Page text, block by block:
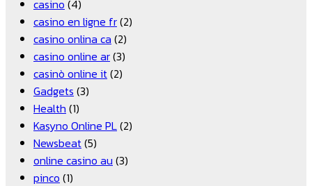
casino (4)
casino en ligne fr(2)
casino onlina ca (2)
casino online ar(3)
casinò online it(2)
Gadgets (3)
Health (1)
Kasyno Online PL(2)
Newsbeat(5)
online casino au (3)
pinco (1)